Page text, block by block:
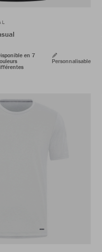
en 7
Personnalisable